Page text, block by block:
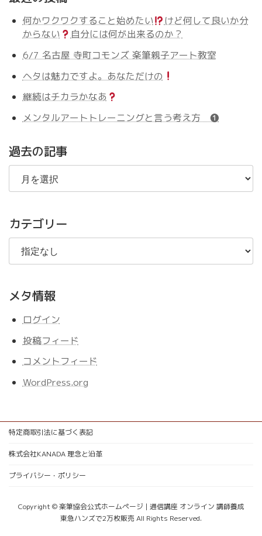
何かワクワクすること始めたい
けど何して良いか分
からない
自分には何が出来るのか？
6/7 名古屋 寺町コモンズ 楽筆親子アート教室
ヘタは魅力ですよ。あなただけの
継続はチカラかなあ
メンタルアートトレーニングと言う考え方 ❶
過去の記事
過
の
事
カテゴリー
メタ情報
ログイン
投稿フィード
コメントフィード
WordPress.org
特定商取引法に基づく表記
株式会社KANADA 理念と沿革
プライバシー・ポリシー
Copyright © 楽筆協会公式ホームページ | 通信講座 オンライン 講師養成
東急ハンズで2万枚販売 All Rights Reserved.